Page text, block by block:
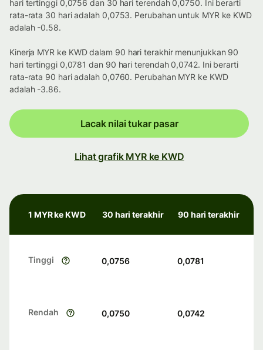
hari tertinggi 0,0756 dan 30 hari terendah 0,0750. Ini berarti
rata-rata 30 hari adalah 0,0753. Perubahan untuk MYR ke KWD
adalah -0.58.
Kinerja MYR ke KWD dalam 90 hari terakhir menunjukkan 90
hari tertinggi 0,0781 dan 90 hari terendah 0,0742. Ini berarti
rata-rata 90 hari adalah 0,0760. Perubahan MYR ke KWD
adalah -3.86.
Lacak nilai tukar pasar
Lihat grafik MYR ke KWD
1 MYR ke KWD 30 hari terakhir 90 hari terakhir
Tinggi 0,0756 0,0781
Rendah 0,0750 0,0742